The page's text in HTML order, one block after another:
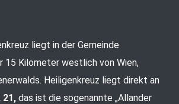
liegt in der Gemeinde
15 Kilometer westlich von Wien,
Heiligenkreuz liegt direkt an
21, das ist die sogenannte „Allander